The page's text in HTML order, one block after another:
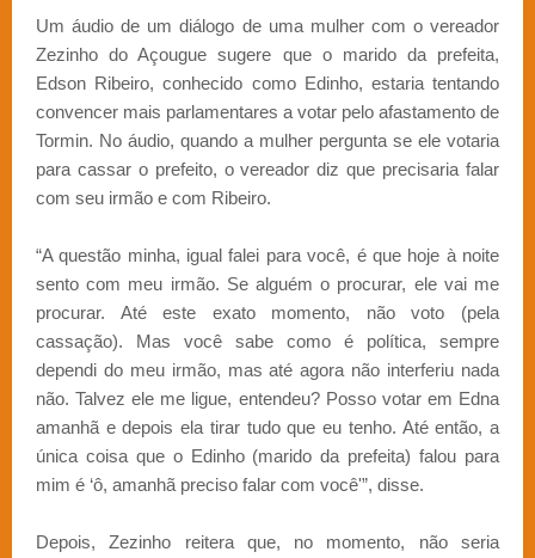
Um áudio de um diálogo de uma mulher com o vereador
Zezinho do Açougue sugere que o marido da prefeita,
Edson Ribeiro, conhecido como Edinho, estaria tentando
convencer mais parlamentares a votar pelo afastamento de
Tormin. No áudio, quando a mulher pergunta se ele votaria
para cassar o prefeito, o vereador diz que precisaria falar
com seu irmão e com Ribeiro.
“A questão minha, igual falei para você, é que hoje à noite
sento com meu irmão. Se alguém o procurar, ele vai me
procurar. Até este exato momento, não voto (pela
cassação). Mas você sabe como é política, sempre
dependi do meu irmão, mas até agora não interferiu nada
não. Talvez ele me ligue, entendeu? Posso votar em Edna
amanhã e depois ela tirar tudo que eu tenho. Até então, a
única coisa que o Edinho (marido da prefeita) falou para
mim é ‘ô, amanhã preciso falar com você'”, disse.
Depois, Zezinho reitera que, no momento, não seria